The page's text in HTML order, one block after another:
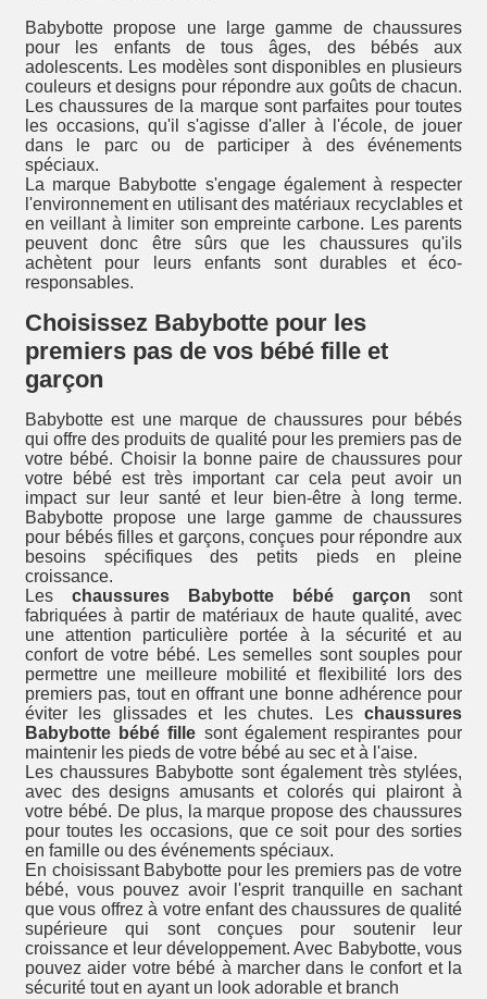
Babybotte propose une large gamme de chaussures
pour les enfants de tous âges, des bébés aux
adolescents. Les modèles sont disponibles en plusieurs
couleurs et designs pour répondre aux goûts de chacun.
Les chaussures de la marque sont parfaites pour toutes
les occasions, qu'il s'agisse d'aller à l'école, de jouer
dans le parc ou de participer à des événements
spéciaux.
La marque Babybotte s'engage également à respecter
l'environnement en utilisant des matériaux recyclables et
en veillant à limiter son empreinte carbone. Les parents
peuvent donc être sûrs que les chaussures qu'ils
achètent pour leurs enfants sont durables et éco-
responsables.
Choisissez Babybotte pour les
premiers pas de vos bébé fille et
garçon
Babybotte est une marque de chaussures pour bébés
qui offre des produits de qualité pour les premiers pas de
votre bébé. Choisir la bonne paire de chaussures pour
votre bébé est très important car cela peut avoir un
impact sur leur santé et leur bien-être à long terme.
Babybotte propose une large gamme de chaussures
pour bébés filles et garçons, conçues pour répondre aux
besoins spécifiques des petits pieds en pleine
croissance.
Les chaussures Babybotte bébé garçon sont
fabriquées à partir de matériaux de haute qualité, avec
une attention particulière portée à la sécurité et au
confort de votre bébé. Les semelles sont souples pour
permettre une meilleure mobilité et flexibilité lors des
premiers pas, tout en offrant une bonne adhérence pour
éviter les glissades et les chutes. Les chaussures
Babybotte bébé fille sont également respirantes pour
maintenir les pieds de votre bébé au sec et à l'aise.
Les chaussures Babybotte sont également très stylées,
avec des designs amusants et colorés qui plairont à
votre bébé. De plus, la marque propose des chaussures
pour toutes les occasions, que ce soit pour des sorties
en famille ou des événements spéciaux.
En choisissant Babybotte pour les premiers pas de votre
bébé, vous pouvez avoir l'esprit tranquille en sachant
que vous offrez à votre enfant des chaussures de qualité
supérieure qui sont conçues pour soutenir leur
croissance et leur développement. Avec Babybotte, vous
pouvez aider votre bébé à marcher dans le confort et la
sécurité tout en ayant un look adorable et branch